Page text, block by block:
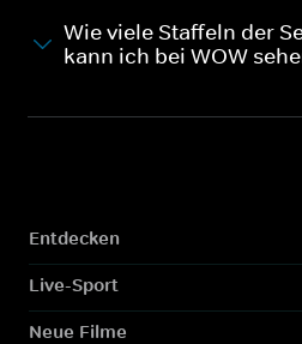
Wie viele Staffeln der
kann ich bei WOW
Entdecken
Live-Sport
Neue Filme